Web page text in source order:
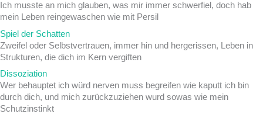
Ich musste an mich glauben, was mir immer schwerfiel, doch hab
mein Leben reingewaschen wie mit Persil
Spiel der Schatten
Zweifel oder Selbstvertrauen, immer hin und hergerissen, Leben in
Strukturen, die dich im Kern vergiften
Dissoziation
Wer behauptet ich würd nerven muss begreifen wie kaputt ich bin
durch dich, und mich zurückzuziehen wurd sowas wie mein
Schutzinstinkt